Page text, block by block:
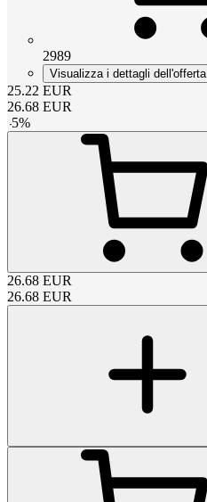
2989
Visualizza i dettagli dell'offerta
25.22 EUR
26.68 EUR
-5%
26.68 EUR
26.68 EUR